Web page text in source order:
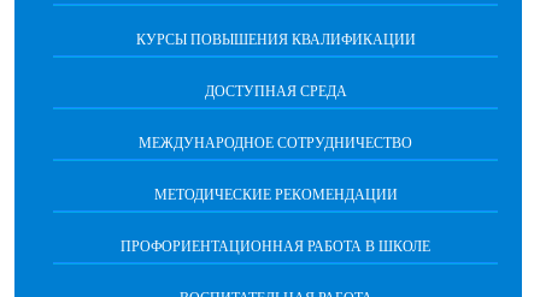
КУРСЫ ПОВЫШЕНИЯ КВАЛИФИКАЦИИ
ДОСТУПНАЯ СРЕДА
МЕЖДУНАРОДНОЕ СОТРУДНИЧЕСТВО
МЕТОДИЧЕСКИЕ РЕКОМЕНДАЦИИ
ПРОФОРИЕНТАЦИОННАЯ РАБОТА В ШКОЛЕ